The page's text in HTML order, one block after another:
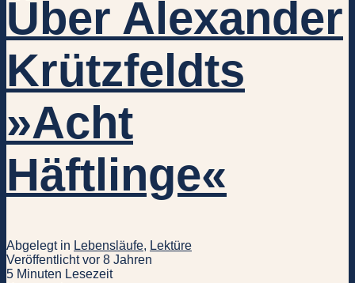
Über Alexander
Krützfeldts
»Acht
Häftlinge«
Abgelegt in Lebensläufe, Lektüre
Veröffentlicht vor 8 Jahren
5 Minuten Lesezeit